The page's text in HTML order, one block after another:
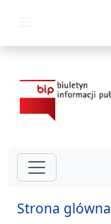
Strona glówna